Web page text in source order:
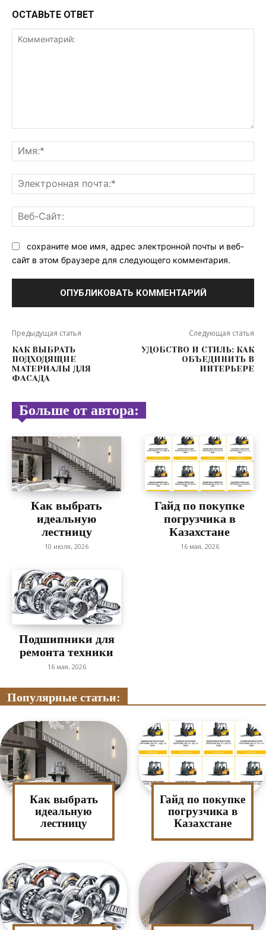
ОСТАВЬТЕ ОТВЕТ
сохраните мое имя, адрес электронной почты и веб-
сайт в этом браузере для следующего комментария.
Предыдущая статья
КАК ВЫБРАТЬ
ПОДХОДЯЩИЕ
МАТЕРИАЛЫ ДЛЯ
ФАСАДА
Следующая статья
УДОБСТВО И СТИЛЬ: КАК
ОБЪЕДИНИТЬ В
ИНТЕРЬЕРЕ
Больше от автора:
Как выбрать
идеальную
лестницу
10 июля, 2026
Гайд по покупке
погрузчика в
Казахстане
16 мая, 2026
Подшипники для
ремонта техники
16 мая, 2026
Популярные статьи:
Как выбрать
идеальную
лестницу
Гайд по покупке
погрузчика в
Казахстане